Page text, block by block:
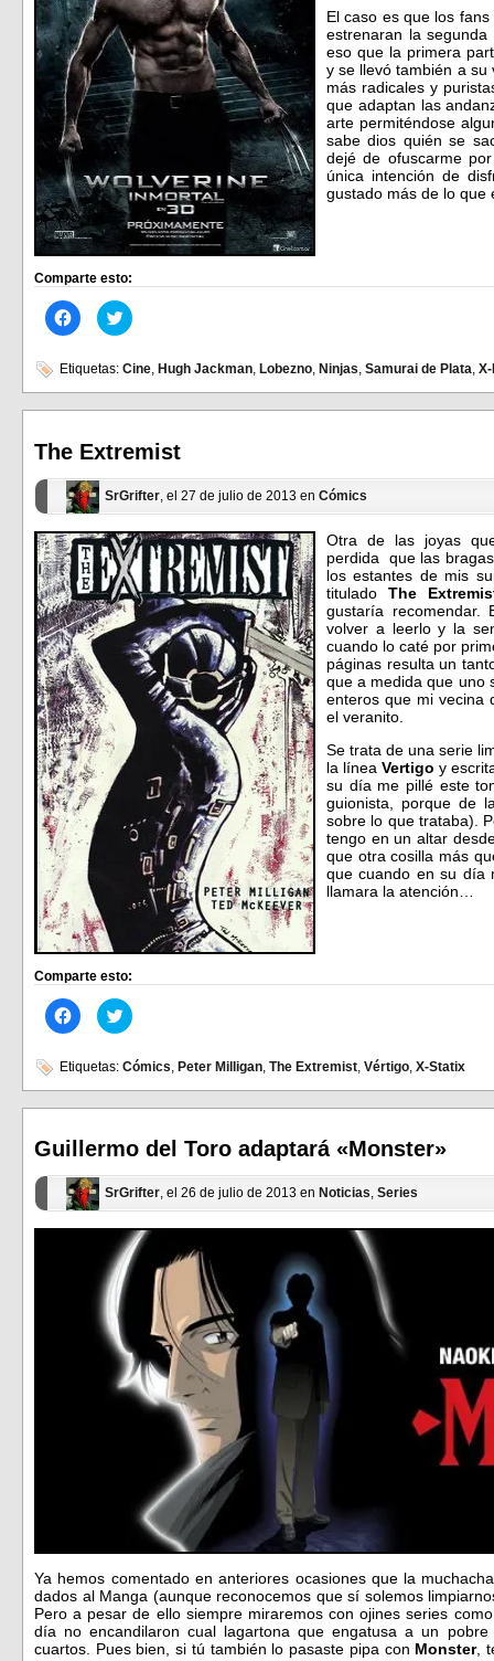
El caso es que los
estrenaran la
eso que la primera
y se llevó también a su
más radicales y
que adaptan las
arte permiténdose
sabe dios quién se
dejé de ofuscarme
única intención de
gustado más de lo que
Comparte esto:
Haz
clic
en
Facebook
(Se
abre
ventana
nueva)
Haz
clic
en
Twitter
(Se
abre
ventana
nueva)
Etiquetas: Cine, Hugh Jackman, Lobezno, Ninjas, Samurai de Plata,
The Extremist
SrGrifter, el 27 de julio de 2013 en Cómics
Otra de las joyas
perdida que las
los estantes de mis
tituladoThe
gustaría
volver a leerlo y la
cuando lo caté por
páginas resulta un
que a medida que uno
enteros que mi vecina
el veranito.
Se trata de una serie
la líneaVertigo y
su día me pillé este
guionista, porque de
sobre lo que trataba).
tengo en un altar
que otra cosilla más
que cuando en su día
llamara la atención…
Comparte esto:
Haz
clic
en
Facebook
(Se
abre
ventana
nueva)
Haz
clic
en
(Se
abre
ventana
nueva)
Etiquetas: Cómics, Peter Milligan, The Extremist, Vértigo, X-Statix
Guillermo del Toro adaptará «Monster»
SrGrifter, el 26 de julio de 2013 en Noticias, Series
Ya hemos comentado en anteriores ocasiones que la
dados al Manga (aunque reconocemos que sí solemos
Pero a pesar de ello siempre miraremos con ojines series
día no encandilaron cual lagartona que engatusa a un
cuartos. Pues bien, si tú también lo pasaste pipa con Monster,